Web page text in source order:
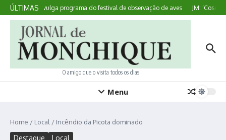
Ir para o conteúdo
ÚLTIMAS
Sagres divulga programa do festival de observação de aves JM:
O amigo que o visita todos os dias
Menu
Home / Local / Incêndio da Picota dominado
Destaque Local